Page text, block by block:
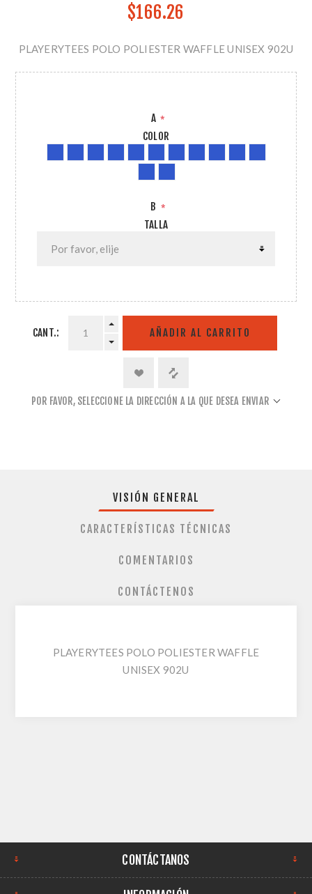
$166.26
PLAYERYTEES POLO POLIESTER WAFFLE UNISEX 902U
A *
COLOR
B *
TALLA
CANT.: AÑADIR AL CARRITO
POR FAVOR, SELECCIONE LA DIRECCIÓN A LA QUE DESEA ENVIAR
VISIÓN GENERAL
CARACTERÍSTICAS TÉCNICAS
COMENTARIOS
CONTÁCTENOS
PLAYERYTEES POLO POLIESTER WAFFLE
UNISEX 902U
CONTÁCTANOS